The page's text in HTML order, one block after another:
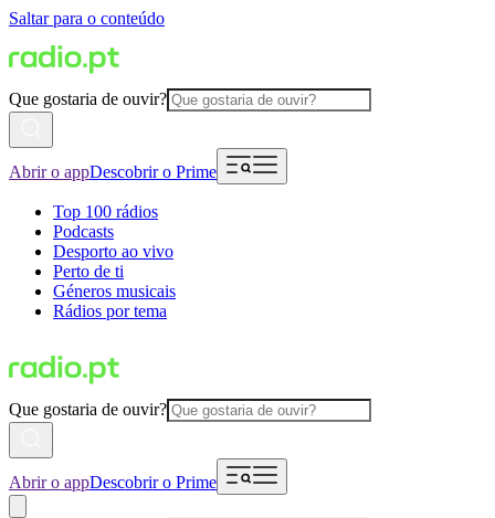
Saltar para o conteúdo
Que gostaria de ouvir?
Abrir o appDescobrir o Prime
Top 100 rádios
Podcasts
Desporto ao vivo
Perto de ti
Géneros musicais
Rádios por tema
Que gostaria de ouvir?
Abrir o appDescobrir o Prime